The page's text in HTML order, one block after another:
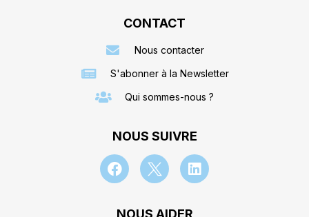
CONTACT
Nous contacter
S'abonner à la Newsletter
Qui sommes-nous ?
NOUS SUIVRE
NOUS AIDER